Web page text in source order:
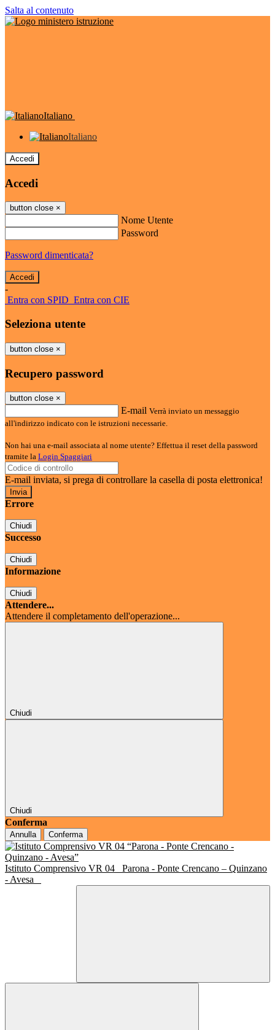
Salta al contenuto
Italiano
Italiano
Accedi
Accedi
button close ×
Nome Utente
Password
Password dimenticata?
-
Entra con SPID Entra con CIE
Seleziona utente
button close ×
Recupero password
button close ×
E-mail Verrà inviato un messaggio
all'indirizzo indicato con le istruzioni necessarie.
Non hai una e-mail associata al nome utente? Effettua il reset della password
tramite la Login Spaggiari
E-mail inviata, si prega di controllare la casella di posta elettronica!
Errore
Chiudi
Successo
Chiudi
Informazione
Chiudi
Attendere...
Attendere il completamento dell'operazione...
Chiudi
Chiudi
Conferma
Annulla Conferma
Istituto Comprensivo VR 04
Parona - Ponte Crencano – Quinzano
- Avesa